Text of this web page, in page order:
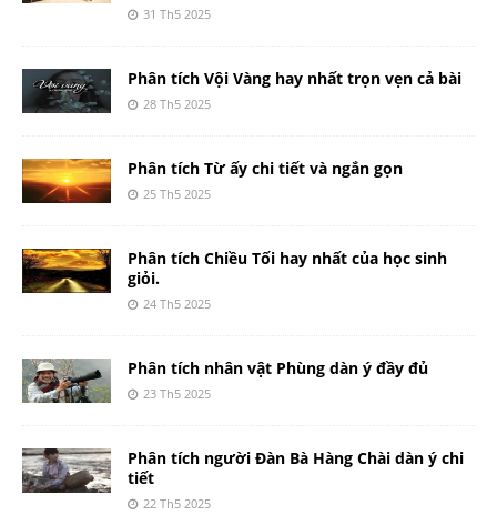
31 Th5 2025
Phân tích Vội Vàng hay nhất trọn vẹn cả bài
28 Th5 2025
Phân tích Từ ấy chi tiết và ngắn gọn
25 Th5 2025
Phân tích Chiều Tối hay nhất của học sinh
giỏi.
24 Th5 2025
Phân tích nhân vật Phùng dàn ý đầy đủ
23 Th5 2025
Phân tích người Đàn Bà Hàng Chài dàn ý chi
tiết
22 Th5 2025